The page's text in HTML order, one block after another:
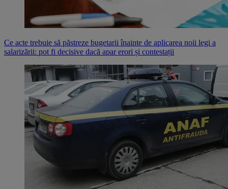
Ce acte trebuie să păstreze bugetarii înainte de aplicarea noii legi a
salarizării: pot fi decisive dacă apar erori și contestații